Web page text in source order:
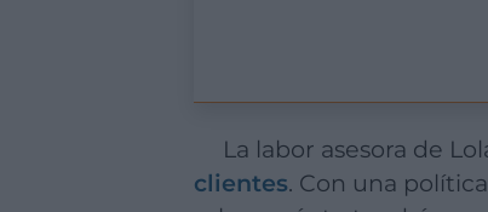
La labor asesora de
clientes. Con una